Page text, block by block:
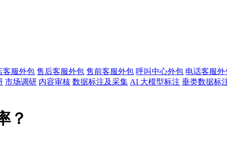
客服外包 售后客服外包 售前客服外包 呼叫中心外包 电话客服外
市场调研 内容审核 数据标注及采集 AI 大模型标注 垂类数据标
？